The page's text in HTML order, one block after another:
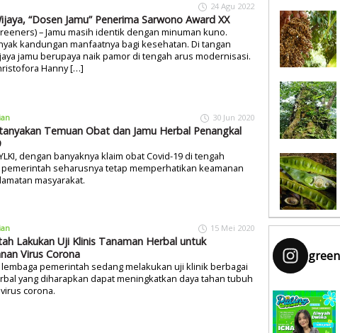
24 Agu 2022
“Dosen Jamu” Penerima Sarwono Award XX
– Jamu masih identik dengan minuman kuno.
kandungan manfaatnya bagi kesehatan. Di tangan
jamu berupaya naik pamor di tengah arus modernisasi.
Hanny […]
30 Jun 2020
Temuan Obat dan Jamu Herbal Penangkal
dengan banyaknya klaim obat Covid-19 di tengah
seharusnya tetap memperhatikan keamanan
masyarakat.
15 Mei 2020
Lakukan Uji Klinis Tanaman Herbal untuk
Virus Corona
pemerintah sedang melakukan uji klinik berbagai
yang diharapkan dapat meningkatkan daya tahan tubuh
corona.